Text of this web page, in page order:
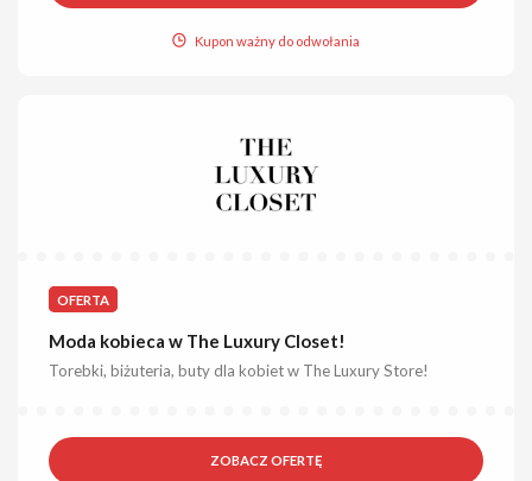
Kupon ważny do odwołania
OFERTA
Moda kobieca w The Luxury Closet!
Torebki, biżuteria, buty dla kobiet w The Luxury Store!
ZOBACZ OFERTĘ